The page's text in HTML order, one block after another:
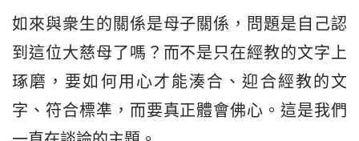
如來與衆生的關係是母子關係，問題是自己認
到這位大慈母了嗎？而不是只在經教的文字上
琢磨，要如何用心才能湊合、迎合經教的文
字、符合標凖，而要真正體會佛心。這是我們